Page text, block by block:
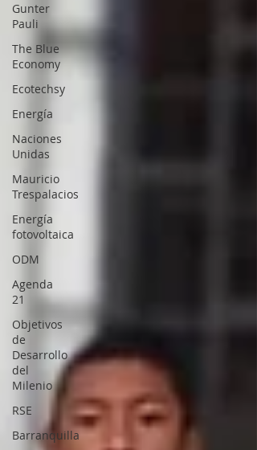
Gunter
Pauli
The Blue
Economy
Ecotechsy
Energía
Naciones
Unidas
Mauricio
Trespalacios
Energía
fotovoltaica
ODM
Agenda
21
Objetivos
de
Desarrollo
del
Milenio
RSE
Barranquilla